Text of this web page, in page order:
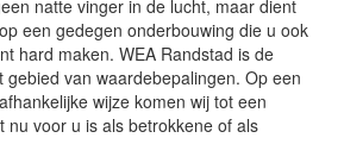
natte vinger in de lucht, maar dient
een gedegen onderbouwing die u ook
hard maken. WEA Randstad is de
gebied van waardebepalingen. Op een
wijze komen wij tot een
nu voor u is als betrokkene of als